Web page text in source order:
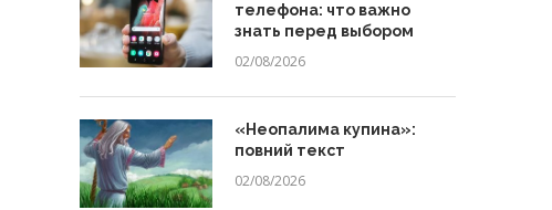
телефона: что важно
знать перед выбором
02/08/2026
«Неопалима купина»:
повний текст
02/08/2026